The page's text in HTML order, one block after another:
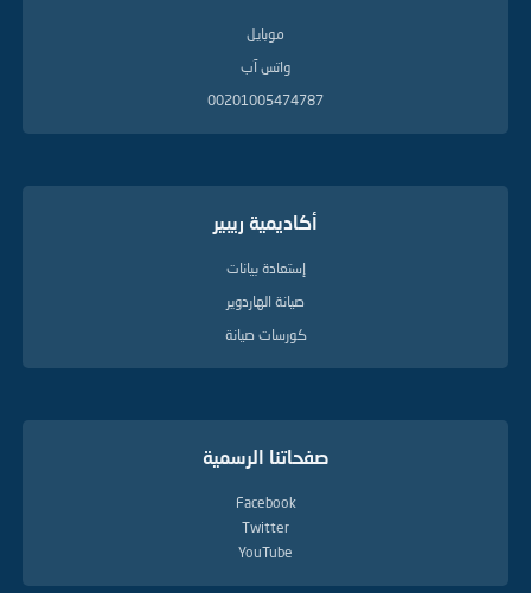
موبايل
واتس آب
00201005474787
أكاديمية ريبير
إستعادة بيانات
صيانة الهاردوير
كورسات صيانة
صفحاتنا الرسمية
Facebook
Twitter
YouTube